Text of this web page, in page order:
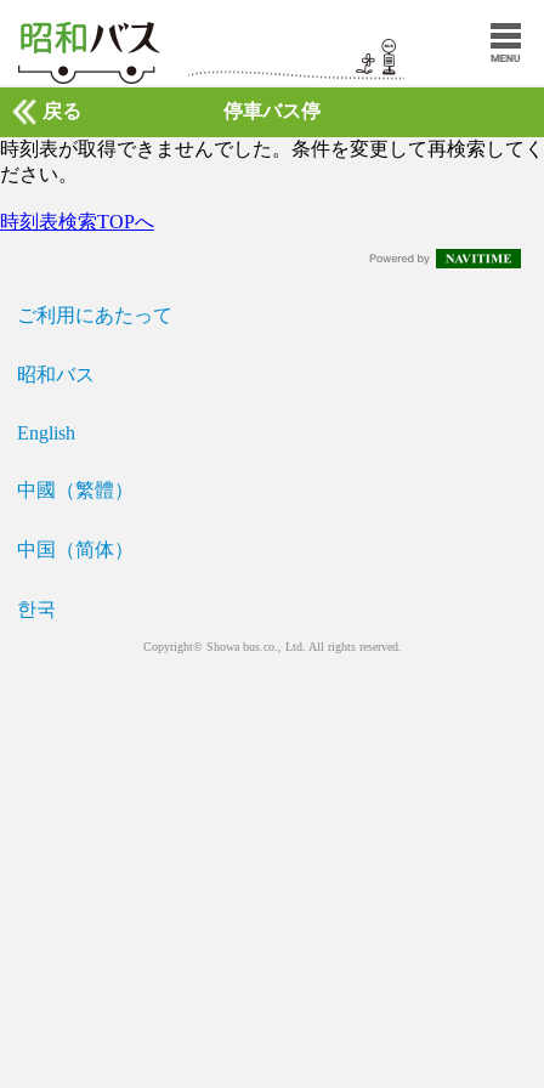
停車バス停
戻る
時刻表が取得できませんでした。条件を変更して再検索してく
ださい。
時刻表検索TOPへ
ご利用にあたって
昭和バス
English
中國（繁體）
中国（简体）
한국
Copyright© Showa bus.co., Ltd. All rights reserved.